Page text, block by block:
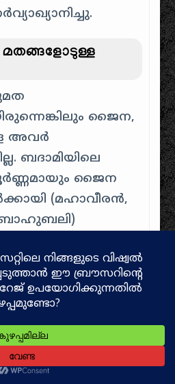
ജൈന,
അവർ
ബദാമിയിലെ
ജൈന
(മഹാവീരൻ,
ബാഹുബലി)
ചാലൂക്യ
ഹുയാൻ
ക്രി.വർഷം 641-
സഭ